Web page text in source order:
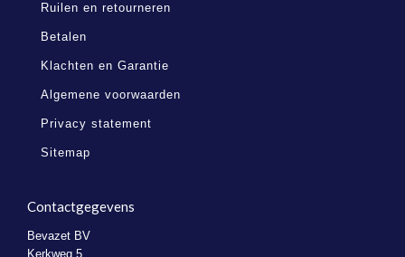
Ruilen en retourneren
Betalen
Klachten en Garantie
Algemene voorwaarden
Privacy statement
Sitemap
Contactgegevens
Bevazet BV
Kerkweg 5,